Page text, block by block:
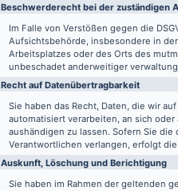
Beschwerde­recht bei der zuständigen
Im Falle von Verstößen gegen die
Aufsichtsbehörde, insbesondere in
Arbeitsplatzes oder des Orts des
unbeschadet anderweitiger
Recht auf Daten­übertrag­barkeit
Sie haben das Recht, Daten, die wir
automatisiert verarbeiten, an sich
aushändigen zu lassen. Sofern Sie
Verantwortlichen verlangen, erfolgt
Auskunft, Löschung und Berichtigung
Sie haben im Rahmen der geltenden